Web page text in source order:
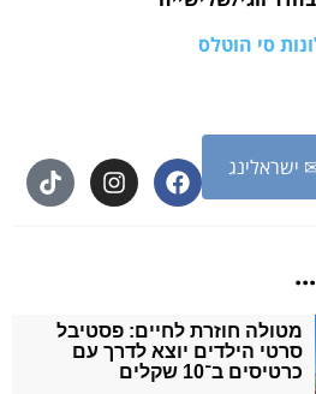
סי הוטלס
ישראלינג
מטולה חוזרת לחיים: פסטיבל
סרטי הילדים יוצא לדרך עם
כרטיסים ב־10 שקלים